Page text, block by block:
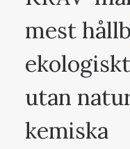
mest
utan
kemiska